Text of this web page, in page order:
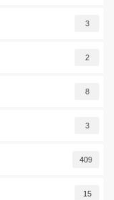
3
2
8
3
409
15